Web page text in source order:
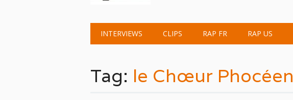
Main menu
INTERVIEWS CLIPS RAP FR RAP US
Tag: le Chœur Phocéen